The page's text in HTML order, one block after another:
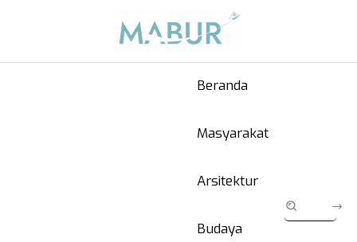
Beranda
Masyarakat
Arsitektur
Budaya